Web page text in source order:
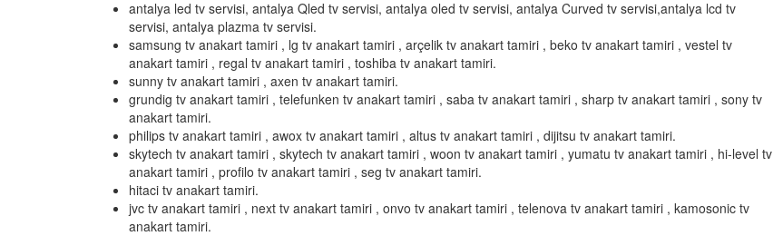
antalya led tv servisi, antalya Qled tv servisi, antalya oled tv servisi, antalya Curved tv servisi,antalya lcd tv
servisi, antalya plazma tv servisi.
samsung tv anakart tamiri , lg tv anakart tamiri , arçelik tv anakart tamiri , beko tv anakart tamiri , vestel tv
anakart tamiri , regal tv anakart tamiri , toshiba tv anakart tamiri.
sunny tv anakart tamiri , axen tv anakart tamiri.
grundig tv anakart tamiri , telefunken tv anakart tamiri , saba tv anakart tamiri , sharp tv anakart tamiri , sony tv
anakart tamiri.
philips tv anakart tamiri , awox tv anakart tamiri , altus tv anakart tamiri , dijitsu tv anakart tamiri.
skytech tv anakart tamiri , skytech tv anakart tamiri , woon tv anakart tamiri , yumatu tv anakart tamiri , hi-level tv
anakart tamiri , profilo tv anakart tamiri , seg tv anakart tamiri.
hitaci tv anakart tamiri.
jvc tv anakart tamiri , next tv anakart tamiri , onvo tv anakart tamiri , telenova tv anakart tamiri , kamosonic tv
anakart tamiri.